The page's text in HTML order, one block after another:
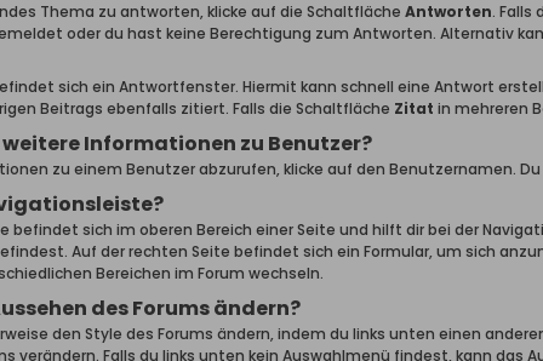
Thema zu antworten, klicke auf die Schaltfläche Antworten. Falls
oder du hast keine Berechtigung zum Antworten. Alternativ
sich ein Antwortfenster. Hiermit kann schnell eine Antwort
Beitrags ebenfalls zitiert. Falls die Schaltfläche Zitat in mehreren
Informationen zu Benutzer?
zu einem Benutzer abzurufen, klicke auf den Benutzernamen.
befindet sich im oberen Bereich einer Seite und hilft dir bei der
Auf der rechten Seite befindet sich ein Formular, um sich
Bereichen im Forum wechseln.
des Forums ändern?
den Style des Forums ändern, indem du links unten einen
verändern. Falls du links unten kein Auswahlmenü findest, kann das